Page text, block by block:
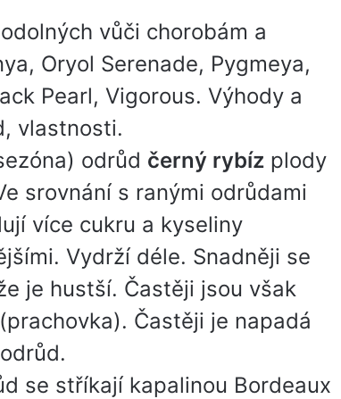
vůči chorobám a
Oryol Serenade, Pygmeya,
Pearl, Vigorous. Výhody a
vlastnosti.
odrůd černý rybíz plody
srovnání s ranými odrůdami
více cukru a kyseliny
Vydrží déle. Snadněji se
je hustší. Častěji jsou však
Častěji je napadá
se stříkají kapalinou Bordeaux